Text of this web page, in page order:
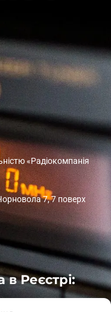
«Радіокомпанія
7, 7 поверх
в Реєстрі: